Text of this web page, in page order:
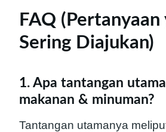
FAQ (Pertanyaan
Sering Diajukan)
1. Apa tantangan
makanan & minuman?
Tantangan utamanya